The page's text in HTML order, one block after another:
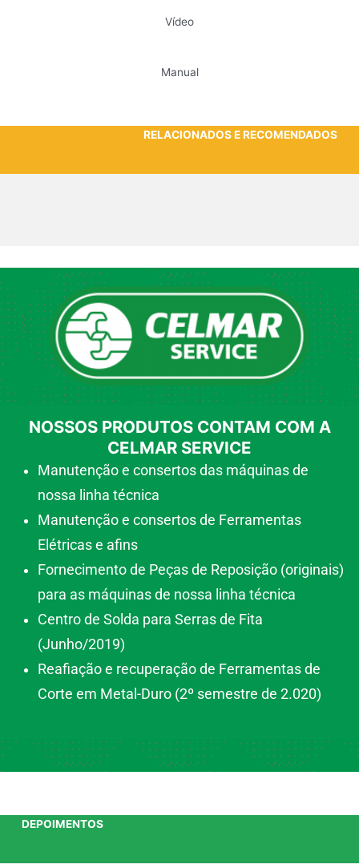
Vídeo
Manual
RELACIONADOS E RECOMENDADOS
NOSSOS PRODUTOS CONTAM COM A
CELMAR SERVICE
Manutenção e consertos das máquinas de
nossa linha técnica
Manutenção e consertos de Ferramentas
Elétricas e afins
Fornecimento de Peças de Reposição (originais)
para as máquinas de nossa linha técnica
Centro de Solda para Serras de Fita
(Junho/2019)
Reafiação e recuperação de Ferramentas de
Corte em Metal-Duro (2º semestre de 2.020)
DEPOIMENTOS